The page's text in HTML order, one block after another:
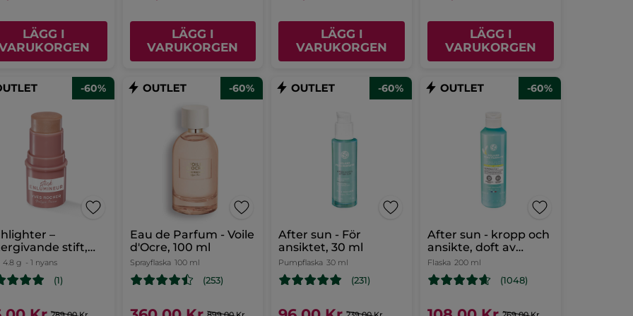
LÄGG I
LÄGG I
VARUKORGEN
LÄGG I
VARUKORGEN
LÄGG I
VARUKORGEN
-60%
–
stift,
4.8 g - 1 nyans
(1)
-60%
Eau de Parfum - Voile
d'Ocre, 100 ml
Sprayflaska 100 ml
(253)
-60%
After sun - För
ansiktet, 30 ml
Pumpflaska 30 ml
(231)
-60%
After sun - kropp och
ansikte, doft av
monoi, 200 ml
Flaska 200 ml
(1048)